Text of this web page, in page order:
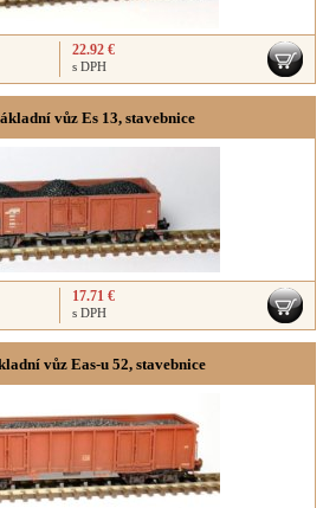
22.92 €
s DPH
vůz Es 13, stavebnice
17.71 €
s DPH
vůz Eas-u 52, stavebnice